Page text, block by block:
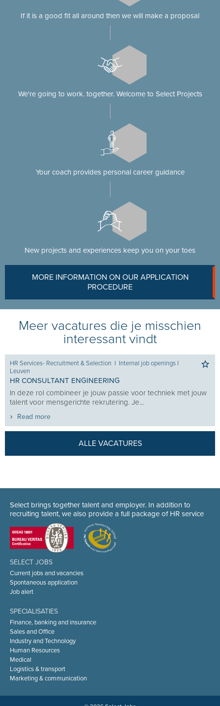
If it is a good fit all around then we will make a proposal
We're going to work. together. Welcome to Select Projects
Your coach provides personal career guidance
New projects and experiences keep you on your toes
MORE INFORMATION ON OUR APPLICATION
PROCEDURE
Meer vacatures die je misschien
interessant vindt
HR Services- Recruitment & Selection I Internal job openings I
Leuven
HR CONSULTANT ENGINEERING
In deze rol combineer je jouw passie voor techniek met jouw
talent voor mensgerichte rekrutering. Je...
Read more
ALLE VACATURES
Select brings together talent and employer. In addition to
recruiting talent, we also provide a full package of HR service
SELECT JOBS
Current jobs and vacancies
Spontaneous application
Job alert
SPECIALISATIES
Finance, banking and insurance
Sales and Office
Industry and Technology
Human Resources
Medical
Logistics & transport
Marketing & communication